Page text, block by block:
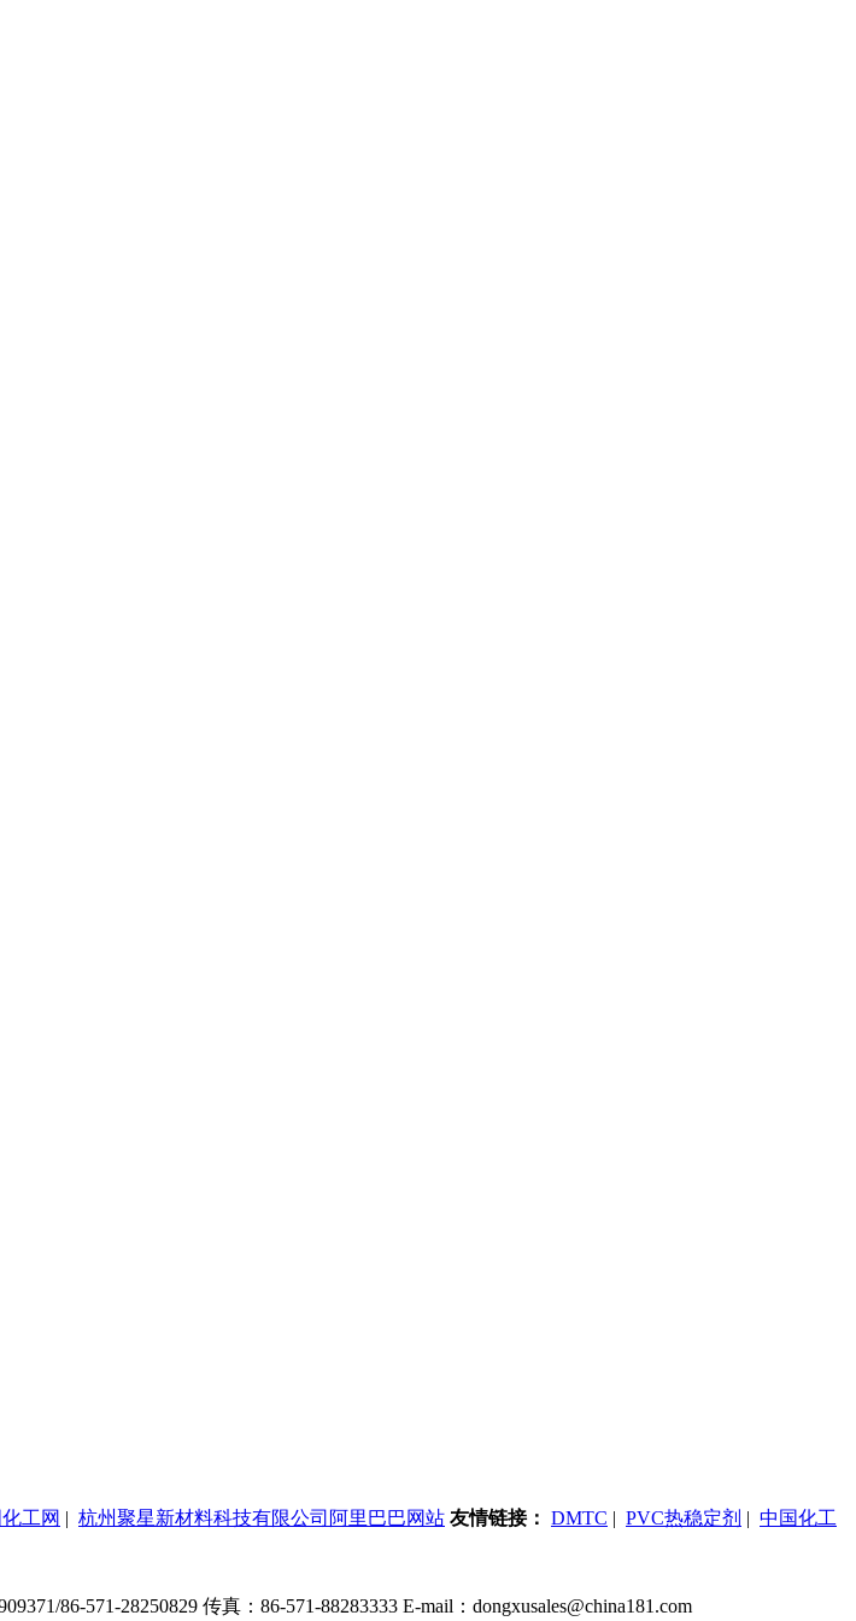
工网 | 杭州聚星新材料科技有限公司阿里巴巴网站 友情链接： DMTC | PVC热稳定剂 | 中国化工
86-571-28250829 传真：86-571-88283333 E-mail：dongxusales@china181.com